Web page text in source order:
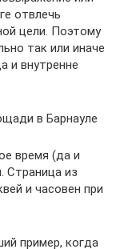
отвлечь
цели. Поэтому
так или иначе
и внутренне
в Барнауле
время (да и
Страница из
и часовен при
пример, когда